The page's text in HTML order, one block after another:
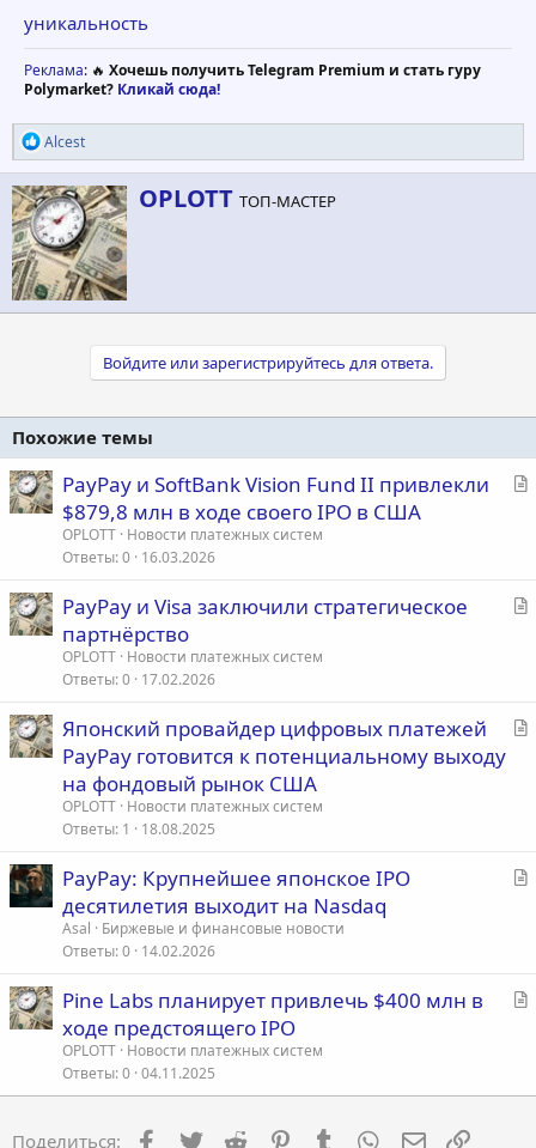
уникальность
Реклама: 🔥 Хочешь получить Telegram Premium и стать гуру
Polymarket? Кликай сюда!
Р
е
а
к
ц
и
и
:
Alcest
А
в
OPLOTT ТОП-МАСТЕР
Войдите или зарегистрируйтесь для ответа.
Похожие темы
С
я
PayPay и SoftBank Vision Fund II привлекли
$879,8 млн в ходе своего IPO в США
OPLOTT Новости платежных систем
Ответы 0 16.03.2026
С
я
PayPay и Visa заключили стратегическое
партнёрство
OPLOTT Новости платежных систем
Ответы 0 17.02.2026
С
Японский провайдер цифровых платежей
PayPay готовится к потенциальному выходу
на фондовый рынок США
OPLOTT Новости платежных систем
Ответы 1 18.08.2025
С
я
PayPay: Крупнейшее японское IPO
десятилетия выходит на Nasdaq
Asal
Биржевые и финансовые новости
Ответы 0 14.02.2026
С
ь
Pine Labs планирует привлечь $400 млн в
ходе предстоящего IPO
OPLOTT Новости платежных систем
Ответы 0 04.11.2025
Поделиться: Facebook
Twitter Reddit PinterestTumblr WhatsApp